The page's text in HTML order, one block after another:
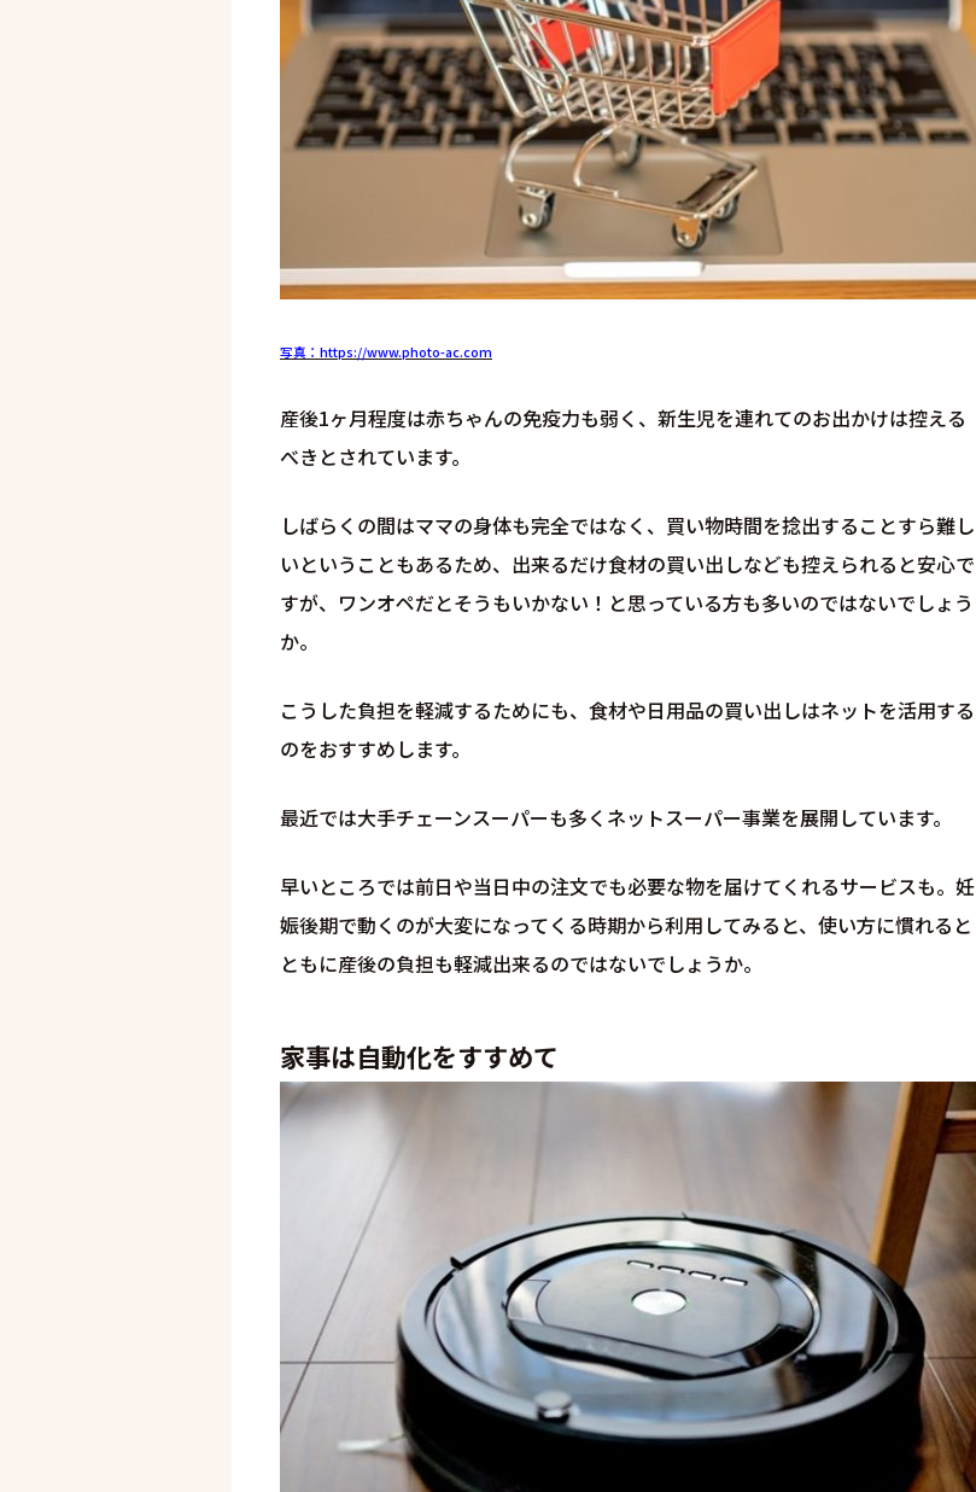
写真：https://www.photo-ac.com
産後1ヶ月程度は赤ちゃんの免疫力も弱く、新生児を連れてのお出かけは控える
べきとされています。
しばらくの間はママの身体も完全ではなく、買い物時間を捻出することすら難し
いということもあるため、出来るだけ食材の買い出しなども控えられると安心で
すが、ワンオペだとそうもいかない！と思っている方も多いのではないでしょう
か。
こうした負担を軽減するためにも、食材や日用品の買い出しはネットを活用する
のをおすすめします。
最近では大手チェーンスーパーも多くネットスーパー事業を展開しています。
早いところでは前日や当日中の注文でも必要な物を届けてくれるサービスも。妊
娠後期で動くのが大変になってくる時期から利用してみると、使い方に慣れると
ともに産後の負担も軽減出来るのではないでしょうか。
家事は自動化をすすめて